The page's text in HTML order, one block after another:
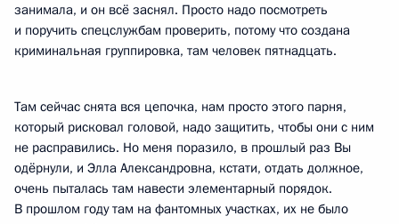
занимала, и он всё заснял. Просто надо посмотреть
и поручить спецслужбам проверить, потому что создана
криминальная группировка, там человек пятнадцать.
Там сейчас снята вся цепочка, нам просто этого парня,
который рисковал головой, надо защитить, чтобы они с ним
не расправились. Но меня поразило, в прошлый раз Вы
одёрнули, и Элла Александровна, кстати, отдать должное,
очень пыталась там навести элементарный порядок.
В прошлом году там на фантомных участках, их не было